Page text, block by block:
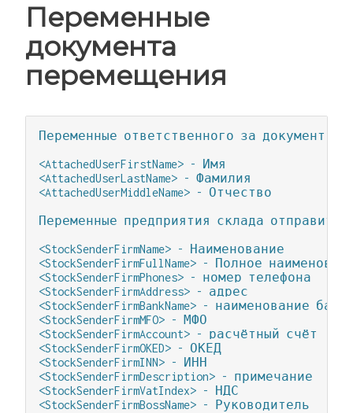
Переменные
документа
перемещения
Переменные ответственного за документ
<AttachedUserFirstName> - Имя
<AttachedUserLastName> - Фамилия
<AttachedUserMiddleName> - Отчество
Переменные предприятия склада
<StockSenderFirmName> - Наименование
<StockSenderFirmFullName> - Полное
<StockSenderFirmPhones> - номер телефона
<StockSenderFirmAddress> - адрес
<StockSenderFirmBankName> - наименование
<StockSenderFirmMFO> - МФО
<StockSenderFirmAccount> - расчётный счёт
<StockSenderFirmOKED> - ОКЕД
<StockSenderFirmINN> - ИНН
<StockSenderFirmDescription> - примечание
<StockSenderFirmVatIndex> - НДС
<StockSenderFirmBossName> - Руководитель